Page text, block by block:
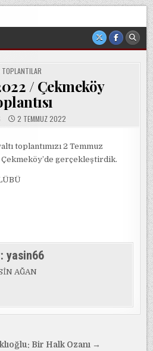
ya da tesirinde olmayan, tamamen
POSTED
IN
TOPLANTILAR
/ Çekmeköy
2 TEMMUZ 2022
toplantımızı 2 Temmuz
gerçekleştirdik.
yasin66
AĞAN
Bir Halk Ozanı →